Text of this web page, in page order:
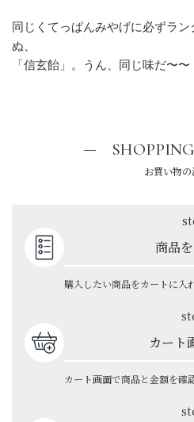
同じくてっぱんみやげに必ずラ
ぬ、
「信玄飴」。うん、同じ味だ〜〜
お買い物の
商品
購入したい商品をカートに入
カート
カート画面で商品と金額を確